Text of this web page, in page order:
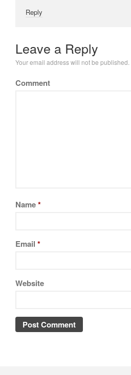
Reply
Leave a Reply
Your email address will not be published.
Comment
Name*
Email *
Website